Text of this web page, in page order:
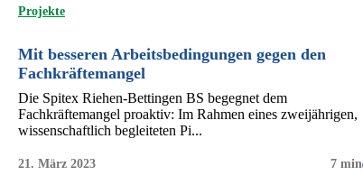
Projekte
Mit besseren Arbeitsbedingungen gegen den
Fachkräftemangel
Die Spitex Riehen-Bettingen BS begegnet dem
Fachkräftemangel proaktiv: Im Rahmen eines zweijährigen,
wissenschaftlich begleiteten Pi...
21. März 2023 7 min